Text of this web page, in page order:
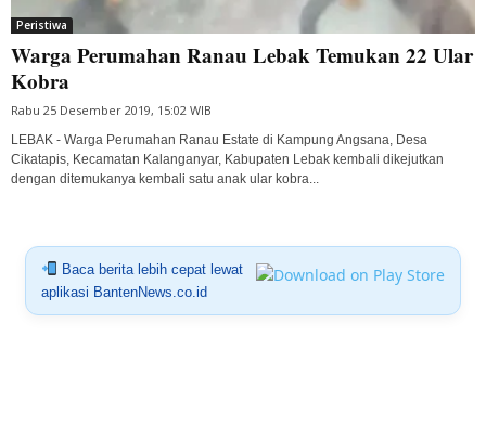
Peristiwa
Warga Perumahan Ranau Lebak Temukan 22 Ular
Kobra
Rabu 25 Desember 2019, 15:02 WIB
LEBAK - Warga Perumahan Ranau Estate di Kampung Angsana, Desa
Cikatapis, Kecamatan Kalanganyar, Kabupaten Lebak kembali dikejutkan
dengan ditemukanya kembali satu anak ular kobra...
Baca berita lebih cepat lewat
aplikasi BantenNews.co.id